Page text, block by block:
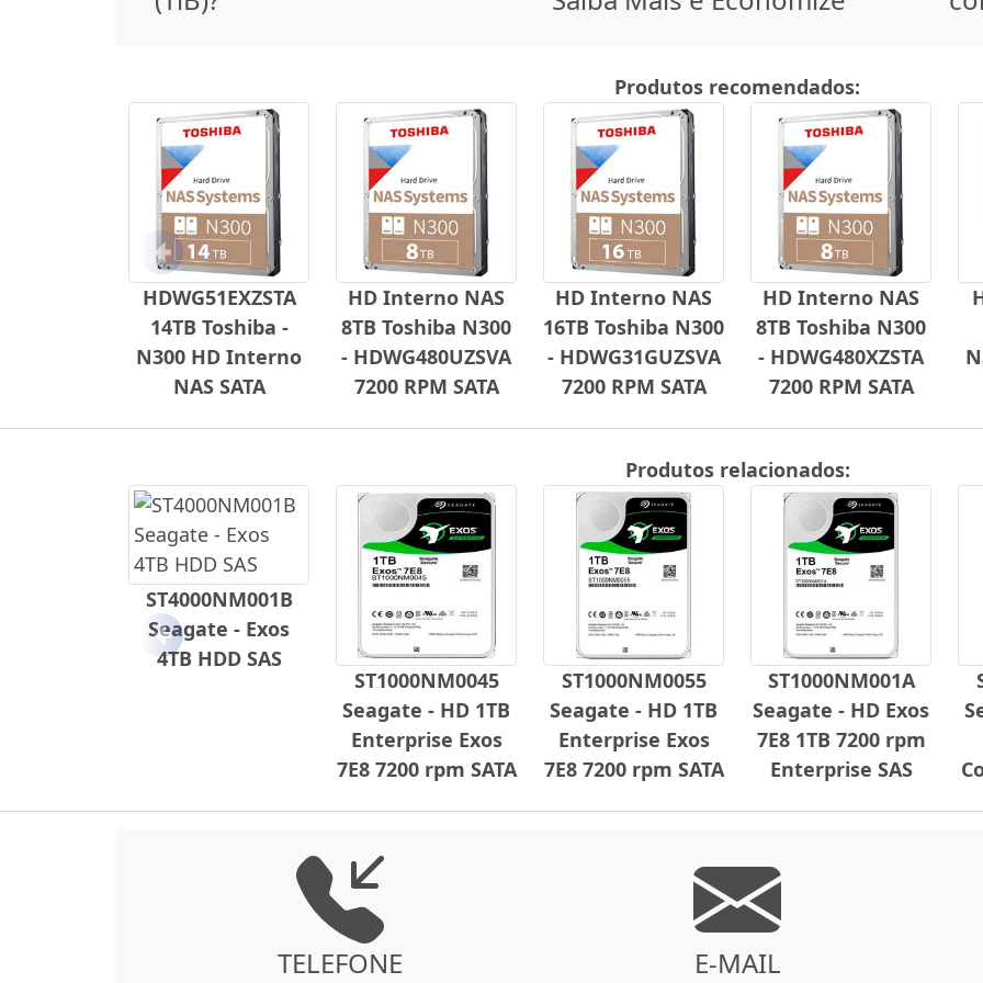
Produtos recomendados:
HDWG51EXZSTA
14TB Toshiba -
N300 HD Interno
NAS SATA
HD Interno NAS
8TB Toshiba N300
- HDWG480UZSVA
7200 RPM SATA
HD Interno NAS
16TB Toshiba N300
- HDWG31GUZSVA
7200 RPM SATA
HD Interno NAS
8TB Toshiba N300
- HDWG480XZSTA
7200 RPM SATA
Anterior
Produtos relacionados:
ST4000NM001B
Seagate - Exos
4TB HDD SAS
ST1000NM0045
Seagate - HD 1TB
Enterprise Exos
7E8 7200 rpm SATA
ST1000NM0055
Seagate - HD 1TB
Enterprise Exos
7E8 7200 rpm SATA
ST1000NM001A
Seagate - HD Exos
7E8 1TB 7200 rpm
Enterprise SAS
Anterior
TELEFONE E-MAIL